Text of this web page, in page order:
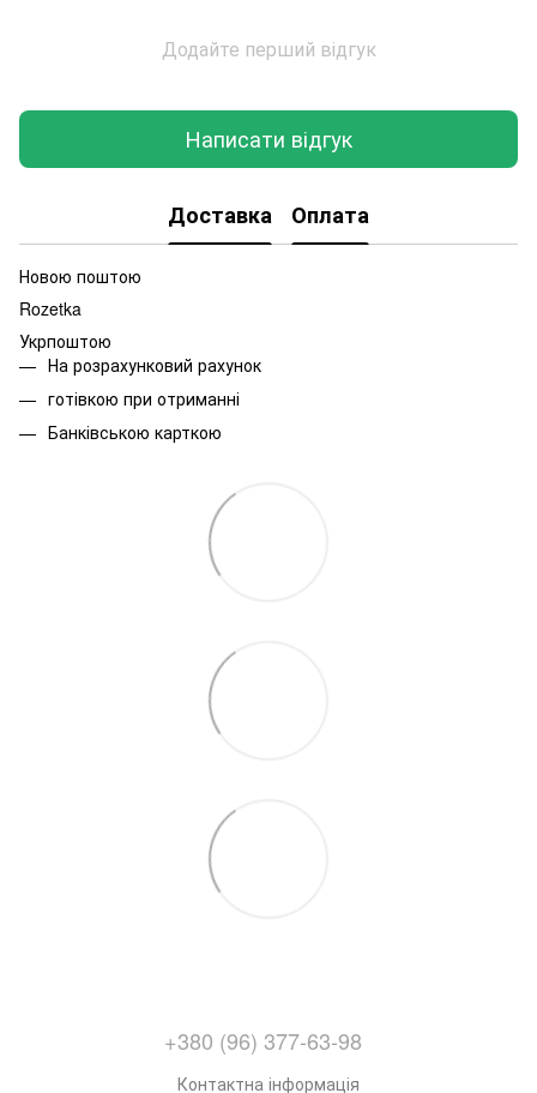
Додайте перший відгук
Написати відгук
Доставка Оплата
Новою поштою
Rozetka
Укрпоштою
На розрахунковий рахунок
готівкою при отриманні
Банківською карткою
+380 (96) 377-63-98
Контактна інформація